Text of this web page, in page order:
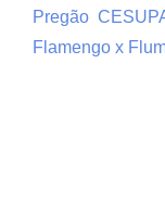
Pregão
Flamengo x